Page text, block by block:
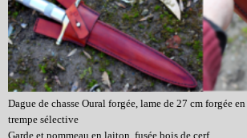
Dague de chasse Oural forgée, lame de 27 cm forgée
trempe sélective